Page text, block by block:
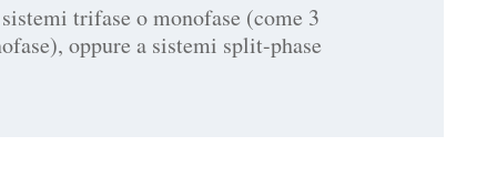
trifase o monofase (come 3
oppure a sistemi split-phase